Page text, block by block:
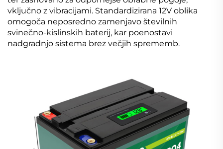
vključno z vibracijami. Standardizirana 12V oblika
omogoča neposredno zamenjavo številnih
svinečno-kislinskih baterij, kar poenostavi
nadgradnjo sistema brez večjih sprememb.